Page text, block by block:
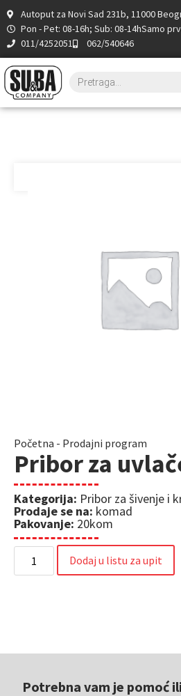
Autoput za Novi Sad 231b, 11000
Pon - Pet: 08-16h; Sub: 08-14hSamo
011/4252051
062/540646
Početna - Prodajni program
Pribor za
Kategorija: Pribor za šivenje i
Prodaje se na: komad
Pakovanje: 20kom
Dodaj u listu za upit
Potrebna vam je pomoć